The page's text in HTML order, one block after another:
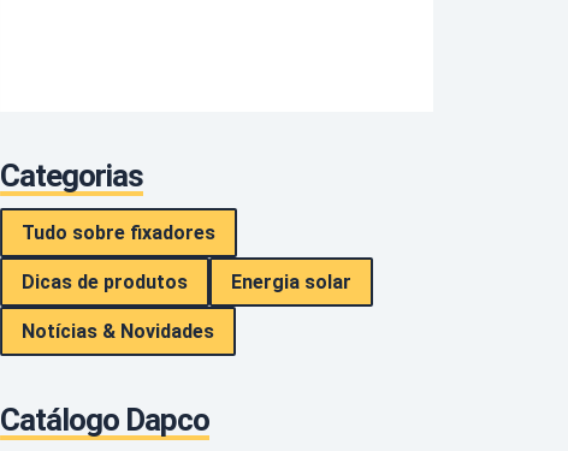
Categorias
Tudo sobre fixadores
Dicas de produtos Energia solar
Notícias & Novidades
Catálogo Dapco